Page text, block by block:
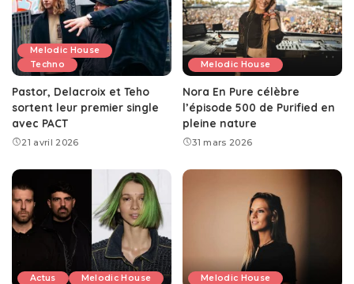
Melodic House
Techno
Pastor, Delacroix et Teho
sortent leur premier single
avec PACT
21 avril 2026
Melodic House
Nora En Pure célèbre
l’épisode 500 de Purified en
pleine nature
31 mars 2026
Actus Melodic House Melodic House